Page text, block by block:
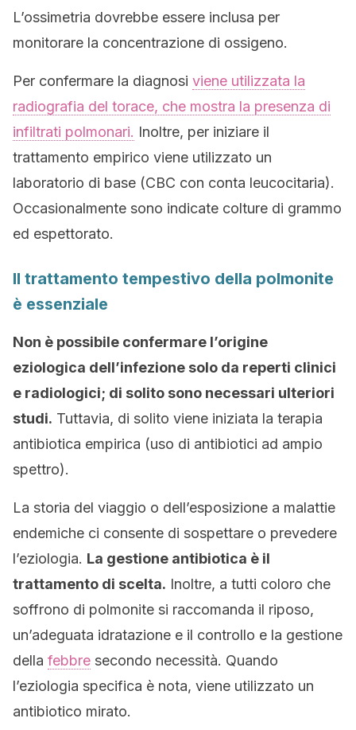
L’ossimetria dovrebbe essere inclusa per
monitorare la concentrazione di ossigeno.
Per confermare la diagnosi viene utilizzata la
radiografia del torace, che mostra la presenza di
infiltrati polmonari. Inoltre, per iniziare il
trattamento empirico viene utilizzato un
laboratorio di base (CBC con conta leucocitaria).
Occasionalmente sono indicate colture di grammo
ed espettorato.
Il trattamento tempestivo della polmonite
è essenziale
Non è possibile confermare l’origine
eziologica dell’infezione solo da reperti clinici
e radiologici; di solito sono necessari ulteriori
studi. Tuttavia, di solito viene iniziata la terapia
antibiotica empirica (uso di antibiotici ad ampio
spettro).
La storia del viaggio o dell’esposizione a malattie
endemiche ci consente di sospettare o prevedere
l’eziologia. La gestione antibiotica è il
trattamento di scelta. Inoltre, a tutti coloro che
soffrono di polmonite si raccomanda il riposo,
un’adeguata idratazione e il controllo e la gestione
della febbre secondo necessità. Quando
l’eziologia specifica è nota, viene utilizzato un
antibiotico mirato.